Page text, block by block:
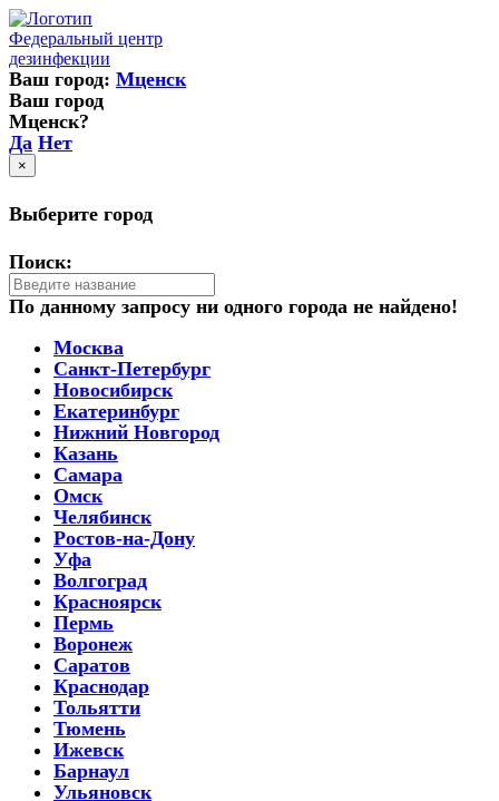
Федеральный центр
дезинфекции
Ваш город: Мценск
Ваш город
Мценск?
Да Нет
×
Выберите город
Поиск:
По данному запросу ни одного города не найдено!
Москва
Санкт-Петербург
Новосибирск
Екатеринбург
Нижний Новгород
Казань
Самара
Омск
Челябинск
Ростов-на-Дону
Уфа
Волгоград
Красноярск
Пермь
Воронеж
Саратов
Краснодар
Тольятти
Тюмень
Ижевск
Барнаул
Ульяновск